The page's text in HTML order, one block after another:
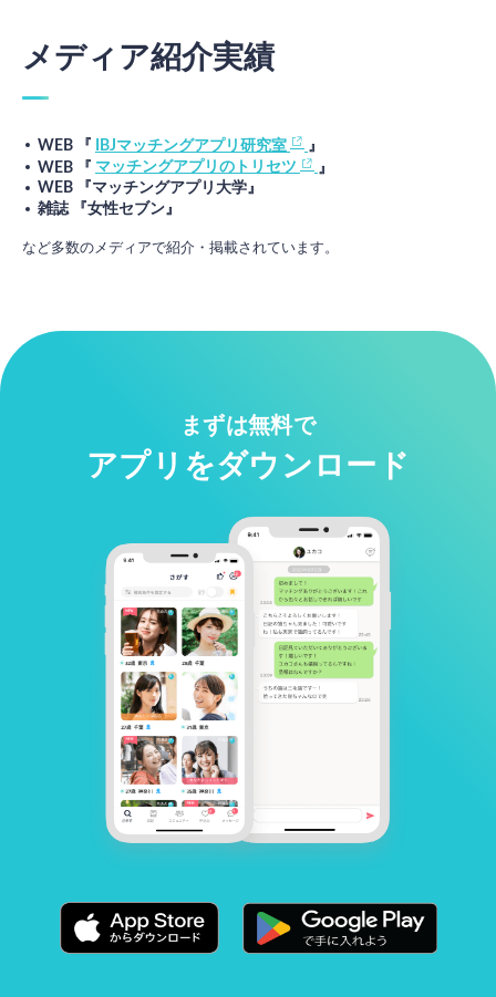
メディア紹介実績
WEB 『 IBJマッチングアプリ研究室
』
WEB 『 マッチングアプリのトリセツ
』
WEB 『マッチングアプリ大学』
雑誌 『女性セブン』
など多数のメディアで紹介・掲載されています。
まずは無料で
アプリをダウンロード